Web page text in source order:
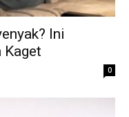
Ini
Kaget
0